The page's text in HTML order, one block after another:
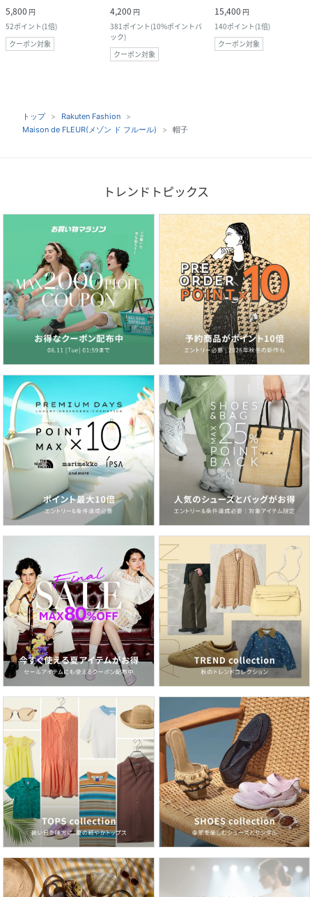
5,800 円
52ポイント(1倍)
クーポン対象
4,200 円
381 ポイント(10%ポイントバ
ック)
クーポン対象
15,400 円
140ポイント(1倍)
クーポン対象
トップ
Rakuten Fashion
Maison de FLEUR(メゾン ド フルール)
帽子
トレンドトピックス